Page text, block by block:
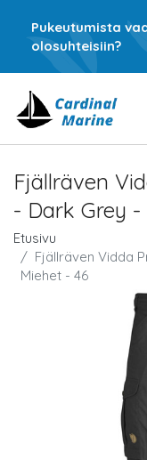
Pukeutumista
olosuhteisiin?
Fjällräven
- Dark Grey -
Etusivu
Fjällräven Vidda
Miehet - 46